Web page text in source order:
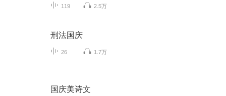
119 2.5万
刑法国庆
26 1.7万
国庆美诗文